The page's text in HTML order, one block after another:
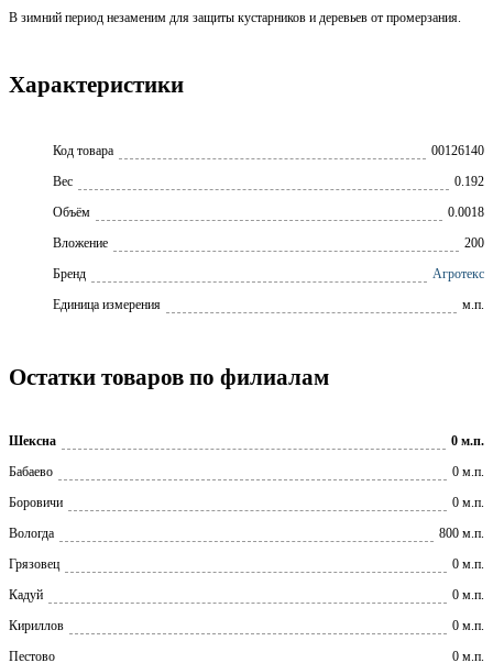
В зимний период незаменим для защиты кустарников и деревьев от промерзания.
Характеристики
Код товара
00126140
Вес
0.192
Объём
0.0018
Вложение
200
Бренд
Агротекс
Единица измерения
м.п.
Остатки товаров по филиалам
Шексна
0 м.п.
Бабаево
0 м.п.
Боровичи
0 м.п.
Вологда
800 м.п.
Грязовец
0 м.п.
Кадуй
0 м.п.
Кириллов
0 м.п.
Пестово
0 м.п.